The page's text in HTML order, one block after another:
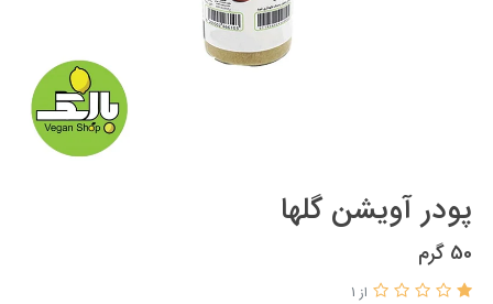
پودر آویشن گلها
50 گرم
از 1